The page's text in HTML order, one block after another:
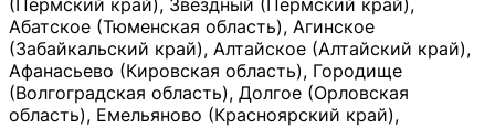
(Пермский край), Звездный (Пермский край),
Абатское (Тюменская область), Агинское
(Забайкальский край), Алтайское (Алтайский край),
Афанасьево (Кировская область), Городище
(Волгоградская область), Долгое (Орловская
область), Емельяново (Красноярский край),